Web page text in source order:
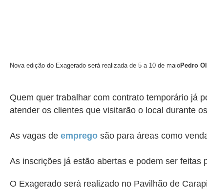
Nova edição do Exagerado será realizada de 5 a 10 de maioPedro
Quem quer trabalhar com contrato temporário já
atender os clientes que visitarão o local durante
As vagas de emprego são para áreas como
As inscrições já estão abertas e podem ser feitas
O Exagerado será realizado no Pavilhão de